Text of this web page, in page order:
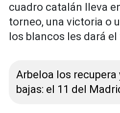
cuadro catalán lleva
torneo, una victoria o
los blancos les dará
Arbeloa los recupera
bajas: el 11 del